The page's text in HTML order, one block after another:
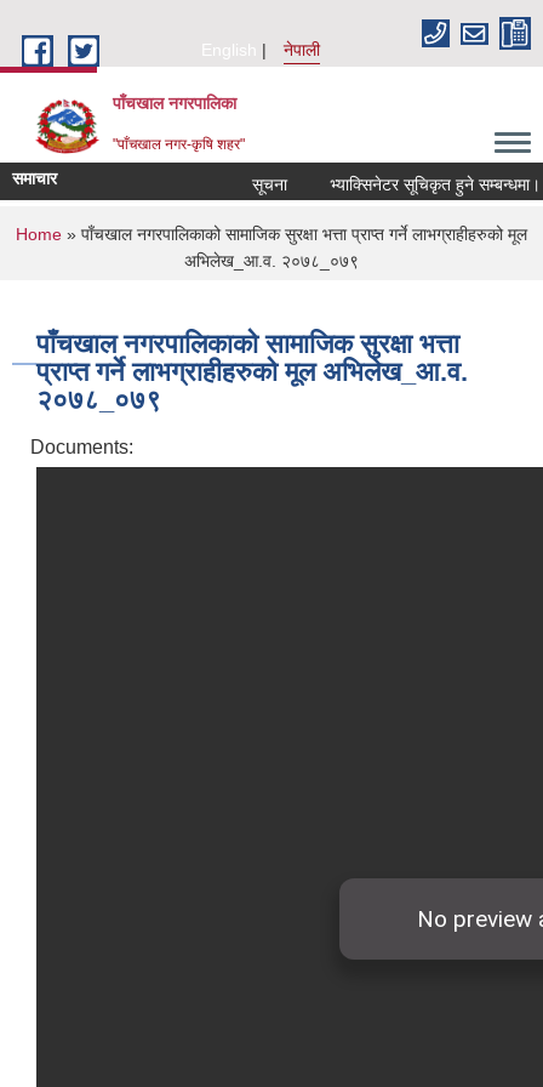
English
नेपाली
पाँचखाल नगरपालिका
"पाँचखाल नगर-कृषि शहर"
समाचार सूचना भ्याक्सिनेटर सूचिकृत हुने सम्बन्धमा।
You are here
Home » पाँचखाल नगरपालिकाको सामाजिक सुरक्षा भत्ता प्राप्त गर्ने लाभग्राहीहरुको मूल
अभिलेख_आ.व. २०७८_०७९
पाँचखाल नगरपालिकाको सामाजिक सुरक्षा भत्ता
प्राप्त गर्ने लाभग्राहीहरुको मूल अभिलेख_आ.व.
२०७८_०७९
Documents: